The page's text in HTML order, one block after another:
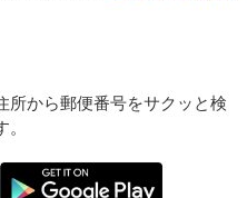
所から郵便番号をサクッと検